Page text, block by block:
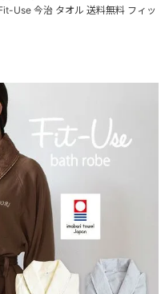
Use 今治 タオル 送料無料 フィッ